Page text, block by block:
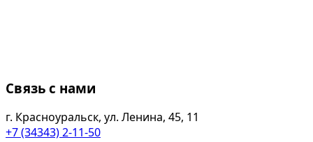
Связь с нами
г. Красноуральск, ул. Ленина, 45, 11
+7 (34343) 2-11-50